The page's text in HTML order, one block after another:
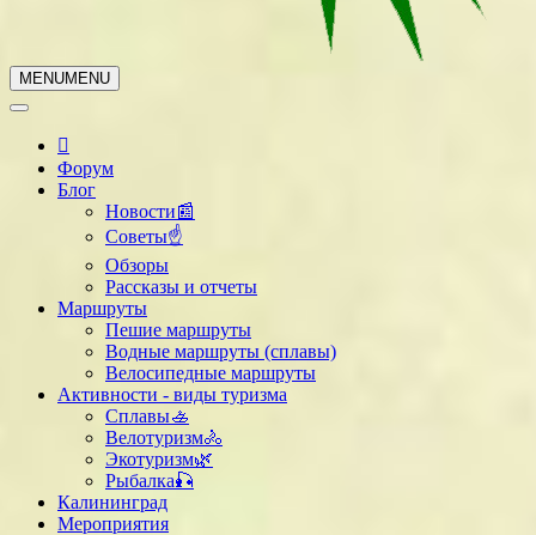
MENUMENU
Форум
Блог
Новости📰
Советы☝
Обзоры
Рассказы и отчеты
Маршруты
Пешие маршруты
Водные маршруты (сплавы)
Велосипедные маршруты
Активности - виды туризма
Сплавы🚣
Велотуризм🚴
Экотуризм🌿
Рыбалка🎣
Калининград
Мероприятия